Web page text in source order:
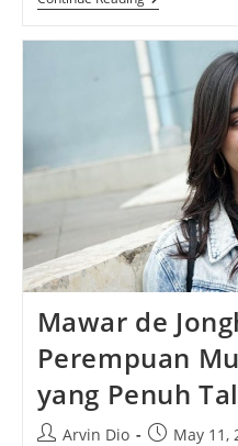
Da
Kisah
Inspiratif
Konten
Kreator
Muda
Indonesia
Mawar de
Perempuan
yang Penuh
PostArvin Dio
PostMay 11,